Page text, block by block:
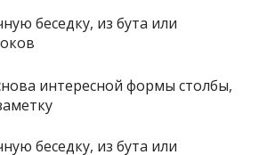
интересной формы столбы,